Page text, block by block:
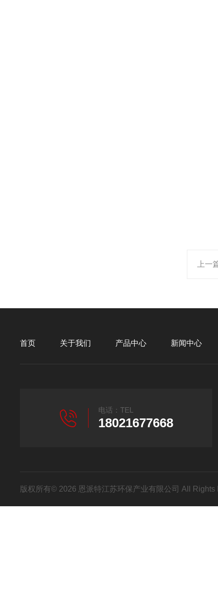
上一
首页 关于我们 产品中心 新闻中心
电话：TEL
18021677668
版权所有© 2026 恩派特江苏环保产业有限公司 All